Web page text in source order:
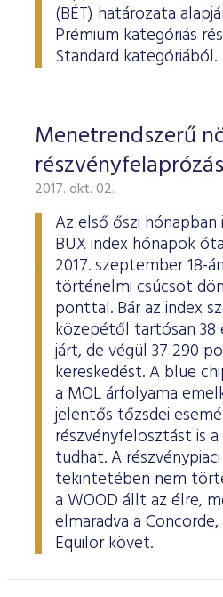
ESG Útmutató
(BÉT) határozata
Prémium kategóriás
Standard kategóriából.
Menetrendszerű
részvényfelaprózás
2017. okt. 02.
Az első őszi
BUX index hónapok
2017. szeptember 18-
történelmi csúcsot
ponttal. Bár az index
közepétől tartósan
járt, de végül 37 290
kereskedést. A blue
a MOL árfolyama
jelentős tőzsdei
részvényfelosztást is
tudhat. A
tekintetében nem
a WOOD állt az élre,
elmaradva a
Equilor követ.